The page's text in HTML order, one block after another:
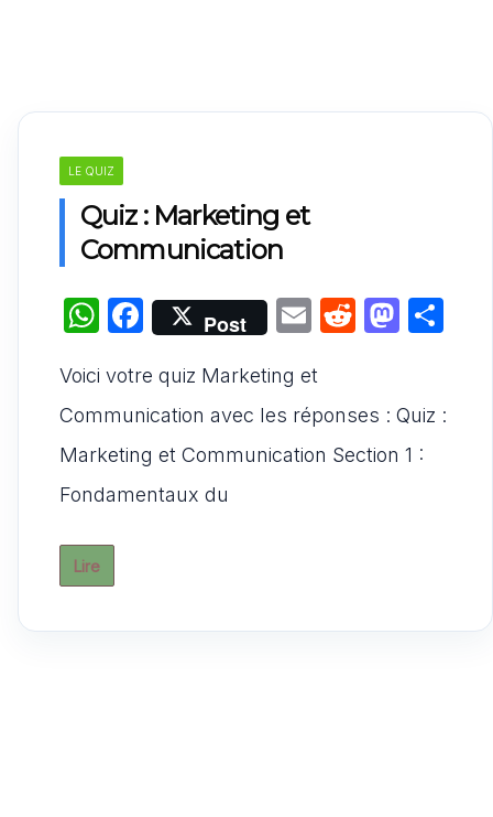
LE QUIZ
Quiz : Marketing et
Communication
W
at
s
A
p
F
a
c
e
b
o
Post
E
ai
l
R
di
t
M
o
d
g
Voici votre quiz Marketing et
Communication avec les réponses : Quiz :
Marketing et Communication Section 1 :
Fondamentaux du
Lire